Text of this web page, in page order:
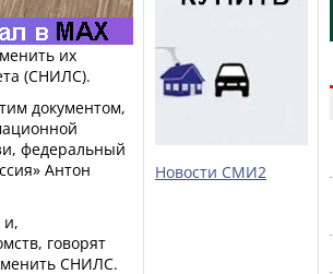
их
(СНИЛС).
документом,
федеральный
Антон
и,
говорят
СНИЛС.
Новости СМИ2